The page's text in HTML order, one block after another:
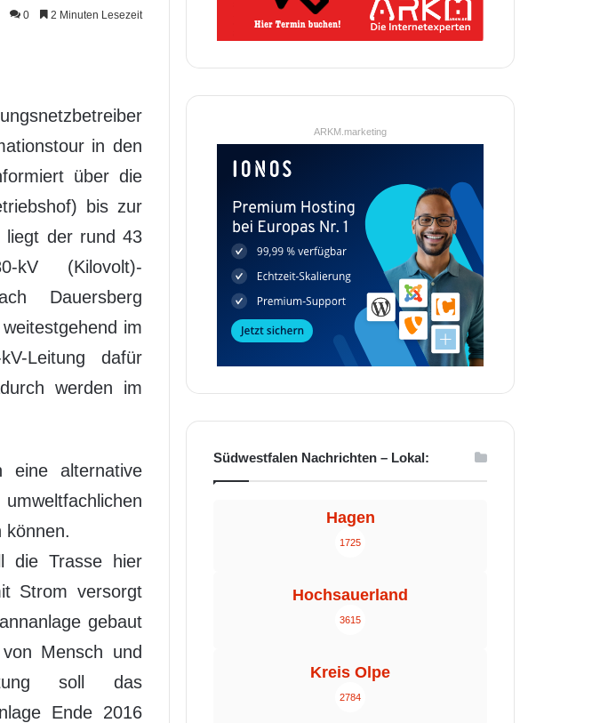
0 2 Minuten Lesezeit
in den
über die
bis zur
liegt der rund 43
(Kilovolt)-
Dauersberg
im
Leitung dafür
werden im
alternative
können.
die Trasse hier
Strom versorgt
gebaut
Mensch und
soll das
Ende 2016
ARKM.marketing
Südwestfalen Nachrichten – Lokal:
Hagen
1725
Hochsauerland
3615
Kreis Olpe
2784